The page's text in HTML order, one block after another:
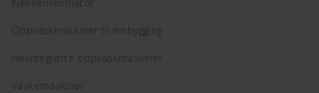
Oppvaskmaskiner til innbygging
Helintegrerte oppvaskmaskiner
Vaskemaskiner